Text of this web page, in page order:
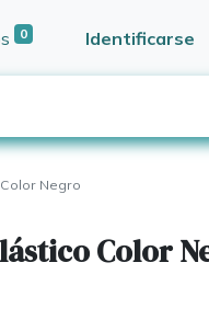
0 Identificarse
Negro
Color